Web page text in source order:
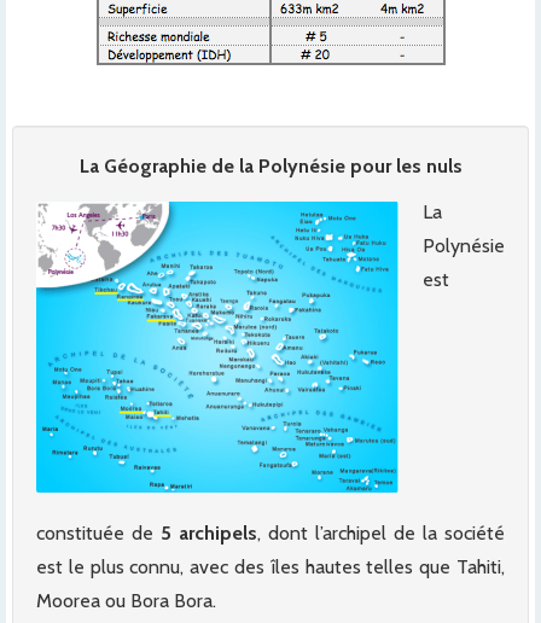
La Géographie de la Polynésie pour les nuls
La
Polynésie
est
constituée de 5 archipels, dont l’archipel de la société
est le plus connu, avec des îles hautes telles que Tahiti,
Moorea ou Bora Bora.